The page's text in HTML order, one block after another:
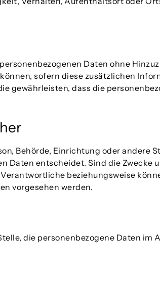
Daten ohne
sofern diese zusätzlichen
gewährleisten, dass die
Behörde, Einrichtung oder andere
Daten entscheidet. Sind die Zwecke
beziehungsweise
vorgesehen werden.
die personenbezogene Daten im